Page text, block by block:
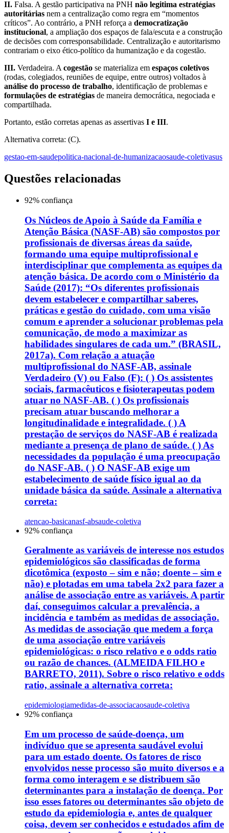
II. Falsa. A gestão participativa na PNH não legitima estratégias
autoritárias nem a centralização como regra em “momentos
críticos”. Ao contrário, a PNH reforça a democratização
institucional, a ampliação dos espaços de fala/escuta e a construção
de decisões com corresponsabilidade. Centralização e autoritarismo
contrariam o eixo ético-político da humanização e da cogestão.
III. Verdadeira. A cogestão se materializa em espaços coletivos
(rodas, colegiados, reuniões de equipe, entre outros) voltados à
análise do processo de trabalho, identificação de problemas e
formulações de estratégias de maneira democrática, negociada e
compartilhada.
Portanto, estão corretas apenas as assertivas I e III.
Alternativa correta: (C).
gestao-em-saudepolitica-nacional-de-humanizacaosaude-coletivasus
Questões relacionadas
92% confiança
Os Núcleos de Apoio à Saúde da Família e
Atenção Básica (NASF-AB) são compostos por
profissionais de diversas áreas da saúde,
formando uma equipe multiprofissional e
interdisciplinar que complementa as equipes da
atenção básica. De acordo com o Ministério da
Saúde (2017): “Os diferentes profissionais
devem estabelecer e compartilhar saberes,
práticas e gestão do cuidado, com uma visão
comum e aprender a solucionar problemas pela
comunicação, de modo a maximizar as
habilidades singulares de cada um.” (BRASIL,
2017a). Com relação a atuação
multiprofissional do NASF-AB, assinale
Verdadeiro (V) ou Falso (F): ( ) Os assistentes
sociais, farmacêuticos e fisioterapeutas podem
atuar no NASF-AB. ( ) Os profissionais
precisam atuar buscando melhorar a
longitudinalidade e integralidade. ( ) A
prestação de serviços do NASF-AB é realizada
mediante a presença de plano de saúde. ( ) As
necessidades da população é uma preocupação
do NASF-AB. ( ) O NASF-AB exige um
estabelecimento de saúde físico igual ao da
unidade básica da saúde. Assinale a alternativa
correta:
atencao-basicanasf-absaude-coletiva
92% confiança
Geralmente as variáveis de interesse nos estudos
epidemiológicos são classificadas de forma
dicotômica (exposto – sim e não; doente – sim e
não) e plotadas em uma tabela 2x2 para fazer a
análise de associação entre as variáveis. A partir
daí, conseguimos calcular a prevalência, a
incidência e também as medidas de associação.
As medidas de associação que medem a força
de uma associação entre variáveis
epidemiológicas: o risco relativo e o odds ratio
ou razão de chances. (ALMEIDA FILHO e
BARRETO, 2011). Sobre o risco relativo e odds
ratio, assinale a alternativa correta:
epidemiologiamedidas-de-associacaosaude-coletiva
92% confiança
Em um processo de saúde-doença, um
indivíduo que se apresenta saudável evolui
para um estado doente. Os fatores de risco
envolvidos nesse processo são muito diversos e a
forma como interagem e se distribuem são
determinantes para a instalação de doença. Por
isso esses fatores ou determinantes são objeto de
estudo da epidemiologia e, antes de qualquer
coisa, devem ser conhecidos e estudados afim de